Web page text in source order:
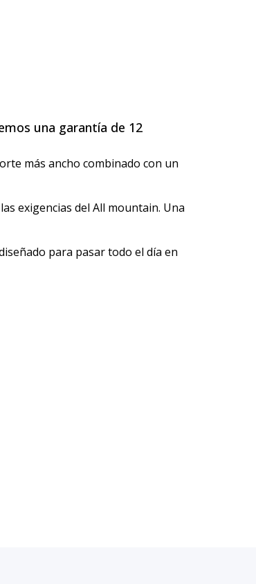
una garantía de 12
más ancho combinado con un
exigencias del All mountain. Una
para pasar todo el día en